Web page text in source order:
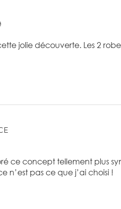
jolie découverte. Les 2
ce concept tellement plus
n’est pas ce que j’ai choisi !